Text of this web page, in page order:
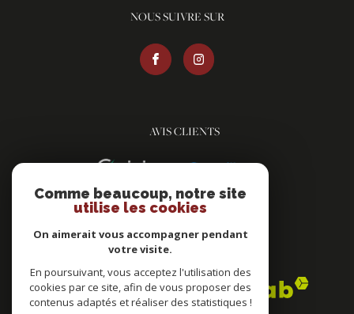
NOUS SUIVRE SUR
AVIS CLIENTS
ADHÉRENTS
Comme beaucoup, notre site
utilise les cookies
On aimerait vous accompagner pendant
votre visite.
En poursuivant, vous acceptez l'utilisation des
cookies par ce site, afin de vous proposer des
contenus adaptés et réaliser des statistiques !